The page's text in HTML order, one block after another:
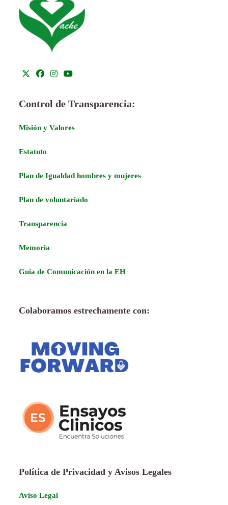
Control de Transparencia:
Misión y Valores
Estatuto
Plan de Igualdad hombres y mujeres
Plan de voluntariado
Transparencia
Memoria
Guia de Comunicación en la EH
Colaboramos estrechamente con:
Política de Privacidad y Avisos Legales
Aviso Legal